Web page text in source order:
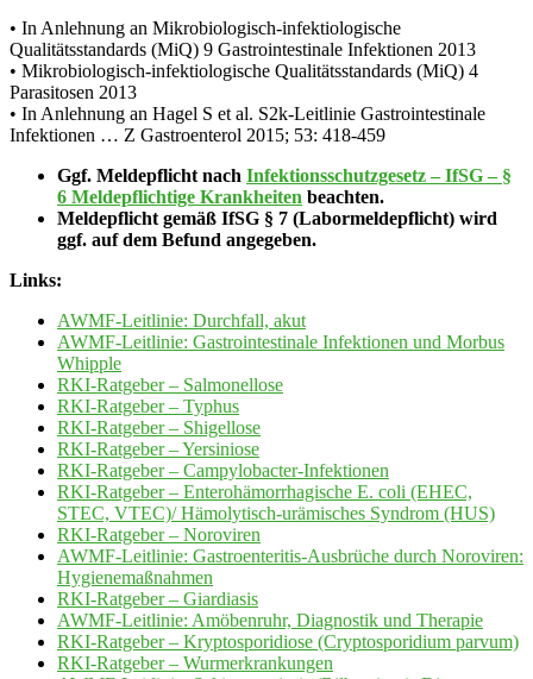
• In Anlehnung an Mikrobiologisch-infektiologische
Qualitätsstandards (MiQ) 9 Gastrointestinale Infektionen 2013
• Mikrobiologisch-infektiologische Qualitätsstandards (MiQ) 4
Parasitosen 2013
• In Anlehnung an Hagel S et al. S2k-Leitlinie Gastrointestinale
Infektionen … Z Gastroenterol 2015; 53: 418-459
Ggf. Meldepflicht nach Infektionsschutzgesetz – IfSG – §
6 Meldepflichtige Krankheiten beachten.
Meldepflicht gemäß IfSG § 7 (Labormeldepflicht) wird
ggf. auf dem Befund angegeben.
Links:
AWMF-Leitlinie: Durchfall, akut
AWMF-Leitlinie: Gastrointestinale Infektionen und Morbus
Whipple
RKI-Ratgeber – Salmonellose
RKI-Ratgeber – Typhus
RKI-Ratgeber – Shigellose
RKI-Ratgeber – Yersiniose
RKI-Ratgeber – Campylobacter-Infektionen
RKI-Ratgeber – Enterohämorrhagische E. coli (EHEC,
STEC, VTEC)/ Hämolytisch-urämisches Syndrom (HUS)
RKI-Ratgeber – Noroviren
AWMF-Leitlinie: Gastroenteritis-Ausbrüche durch Noroviren:
Hygienemaßnahmen
RKI-Ratgeber – Giardiasis
AWMF-Leitlinie: Amöbenruhr, Diagnostik und Therapie
RKI-Ratgeber – Kryptosporidiose (Cryptosporidium parvum)
RKI-Ratgeber – Wurmerkrankungen